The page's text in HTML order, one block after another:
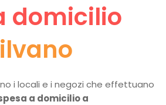
domicilio
i locali e i negozi che effettuano
a domicilio a